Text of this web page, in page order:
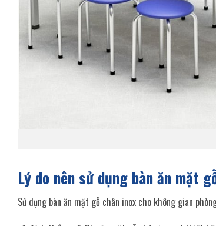
Lý do nên sử dụng bàn ăn mặt
Sử dụng bàn ăn mặt gỗ chân inox cho không gian